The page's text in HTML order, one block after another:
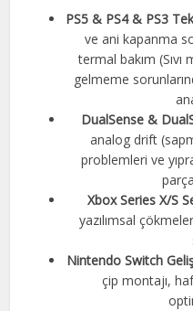
PS5 & PS4 & PS3
ve ani kapanma
termal bakım
gelmeme
DualSense &
analog drift
problemleri ve
Xbox Series X/S
yazılımsal
Nintendo Switch
çip montajı,